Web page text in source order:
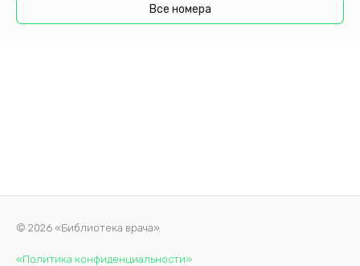
Все номера
© 2026 «Библиотека врача»
«Политика конфиденциальности»